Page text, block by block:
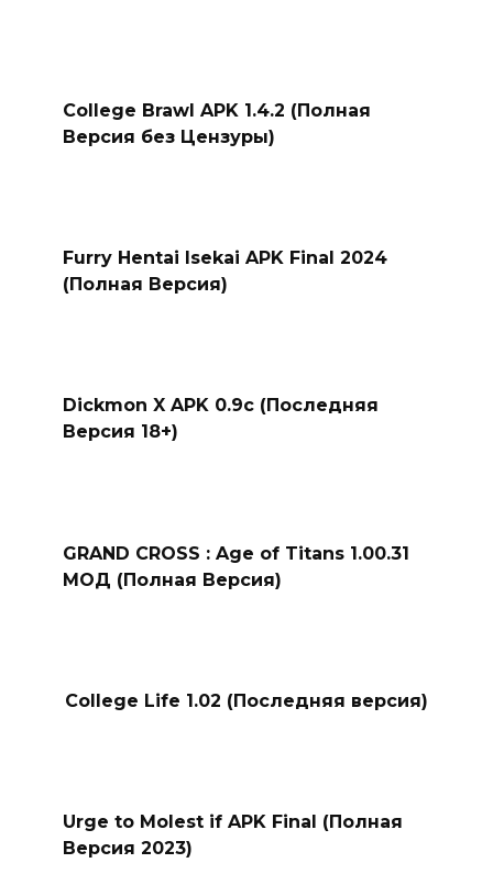
College Brawl APK 1.4.2 (Полная
Версия без Цензуры)
Furry Hentai Isekai APK Final 2024
(Полная Версия)
Dickmon X APK 0.9c (Последняя
Версия 18+)
GRAND CROSS : Age of Titans 1.00.31
МОД (Полная Версия)
College Life 1.02 (Последняя версия)
Urge to Molest if APK Final (Полная
Версия 2023)